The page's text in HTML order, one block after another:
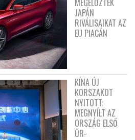
JAPÁN
RIVÁLISAIKAT AZ
EU PIACÁN
KÍNA ÚJ
KORSZAKOT
NYITOTT:
MEGNYÍLT AZ
ORSZÁG ELSŐ
ŰR-